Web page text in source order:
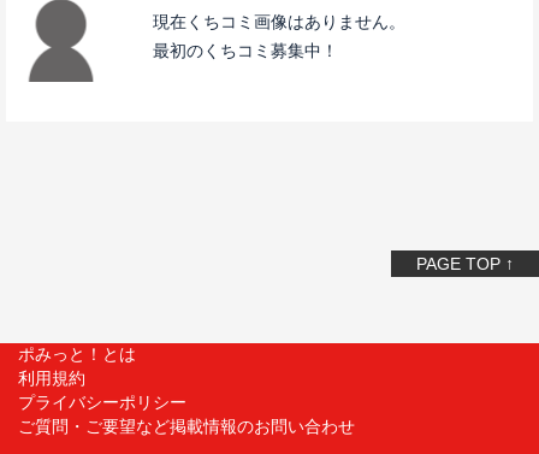
現在くちコミ画像はありません。
最初のくちコミ募集中！
PAGE TOP ↑
ポみっと！とは
利用規約
プライバシーポリシー
ご質問・ご要望など掲載情報のお問い合わせ